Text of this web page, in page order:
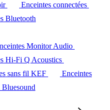
Enceintes connectées
Bluetooth
Monitor Audio
Hi-Fi Q Acoustics
sans fil KEF
Enceintes
Bluesound